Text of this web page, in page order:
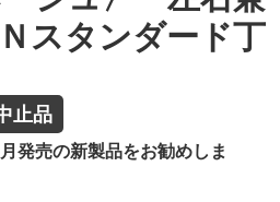
タンダード丁
止品
発売の新製品をお勧めしま